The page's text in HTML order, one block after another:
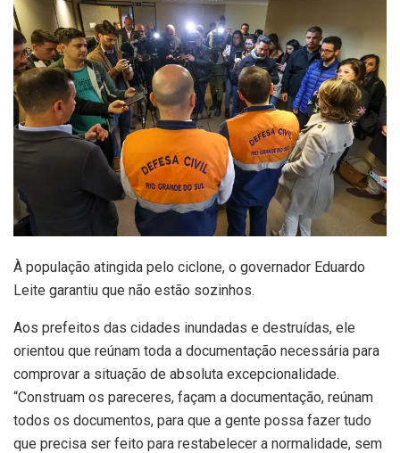
À população atingida pelo ciclone, o governador Eduardo
Leite garantiu que não estão sozinhos.
Aos prefeitos das cidades inundadas e destruídas, ele
orientou que reúnam toda a documentação necessária para
comprovar a situação de absoluta excepcionalidade.
“Construam os pareceres, façam a documentação, reúnam
todos os documentos, para que a gente possa fazer tudo
que precisa ser feito para restabelecer a normalidade, sem